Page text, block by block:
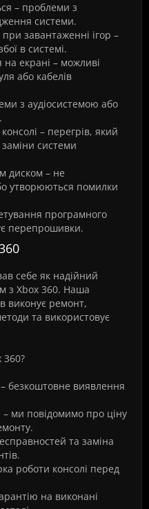
– проблеми з
системи.
завантаженні ігор –
в системі.
на екрані – можливі
або кабелів
з аудіосистемою або
– перегрів, який
системи
диском – не
утворюються помилки
програмного
перепрошивки.
себе як надійний
з Xbox 360. Наша
виконує ремонт,
та використовує
360?
– безкоштовне виявлення
– ми повідомимо про ціну
та заміна
роботи консолі перед
на виконані